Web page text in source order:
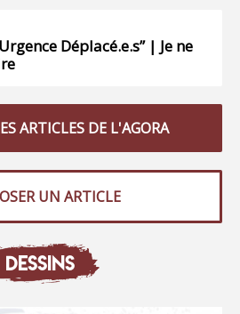
Déplacé.e.s” | Je ne
ARTICLES DE L'AGORA
UN ARTICLE
DESSINS